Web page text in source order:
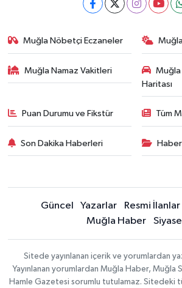
Muğla Nöbetçi Eczaneler
Muğla Namaz Vakitleri
Muğla
Haritası
Puan Durumu ve Fikstür Tüm
Son Dakika Haberleri
Güncel Yazarlar Resmi İlanlar
Muğla Haber
Sitede yayınlanan içerik ve yorumlardan
Yayınlanan yorumlardan Muğla Haber, Muğla
Hamle Gazetesi sorumlu tutulamaz. Sitedeki